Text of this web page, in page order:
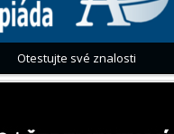
Otestujte své znalosti